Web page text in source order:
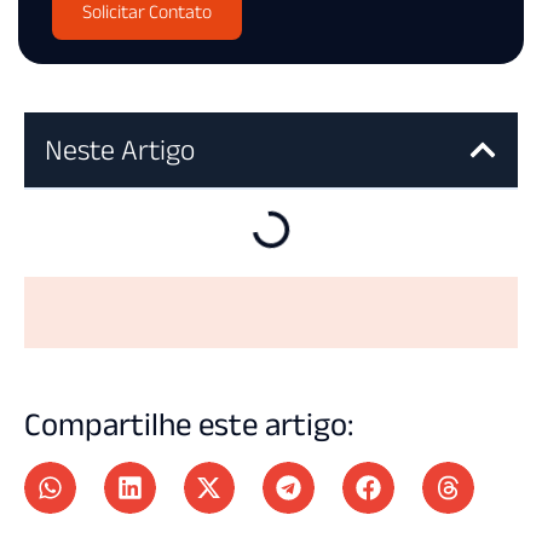
Solicitar Contato
Neste Artigo
Compartilhe este artigo: